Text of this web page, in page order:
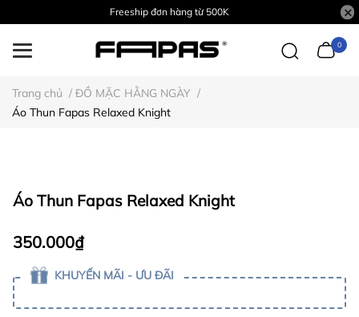
Freeship đơn hàng từ 500K
0
Trang chủ / ĐỒ MẶC HẰNG NGÀY /
Áo Thun Fapas Relaxed Knight
Áo Thun Fapas Relaxed Knight
350.000₫
KHUYẾN MÃI - ƯU ĐÃI